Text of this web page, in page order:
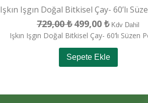
Işkın Işgın Doğal Bitkisel Çay- 60’lı
729,00₺ Orijinal
fiyat:
729,00 ₺.
499,00 ₺Şu
andaki
fiyat:
499,00 ₺.
Kdv Dahil
Işkın Işgın Doğal Bitkisel Çay- 60’lı Süzen
Sepete Ekle